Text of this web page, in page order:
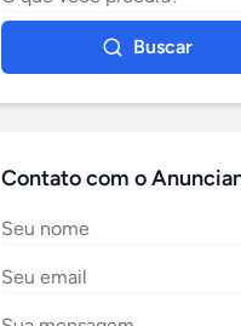
Buscar
Contato com o